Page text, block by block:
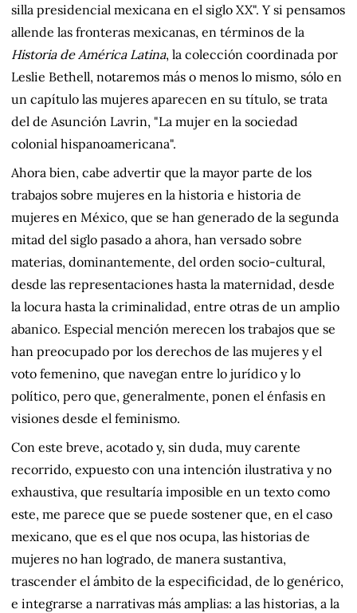
silla presidencial mexicana en el siglo XX". Y si pensamos
allende las fronteras mexicanas, en términos de la
Historia de América Latina, la colección coordinada por
Leslie Bethell, notaremos más o menos lo mismo, sólo en
un capítulo las mujeres aparecen en su título, se trata
del de Asunción Lavrin, "La mujer en la sociedad
colonial hispanoamericana".
Ahora bien, cabe advertir que la mayor parte de los
trabajos sobre mujeres en la historia e historia de
mujeres en México, que se han generado de la segunda
mitad del siglo pasado a ahora, han versado sobre
materias, dominantemente, del orden socio-cultural,
desde las representaciones hasta la maternidad, desde
la locura hasta la criminalidad, entre otras de un amplio
abanico. Especial mención merecen los trabajos que se
han preocupado por los derechos de las mujeres y el
voto femenino, que navegan entre lo jurídico y lo
político, pero que, generalmente, ponen el énfasis en
visiones desde el feminismo.
Con este breve, acotado y, sin duda, muy carente
recorrido, expuesto con una intención ilustrativa y no
exhaustiva, que resultaría imposible en un texto como
este, me parece que se puede sostener que, en el caso
mexicano, que es el que nos ocupa, las historias de
mujeres no han logrado, de manera sustantiva,
trascender el ámbito de la especificidad, de lo genérico,
e integrarse a narrativas más amplias: a las historias, a la